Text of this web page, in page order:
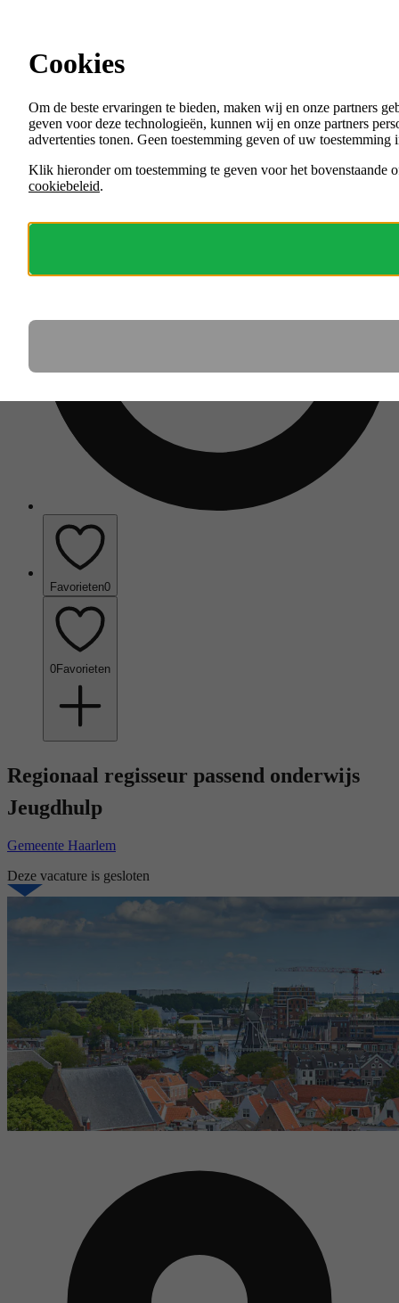
Menu
VACATURES
ORGANISATIES
Favorieten0
0Favorieten
Regionaal regisseur passend onderwijs 
Jeugdhulp
Gemeente Haarlem
Deze vacature is gesloten
Cookies
Om de beste ervaringen te bieden, maken wij en onze partners
geven voor deze technologieën, kunnen wij en onze partners
advertenties tonen. Geen toestemming geven of uw
Klik hieronder om toestemming te geven voor het bovenstaande
cookiebeleid.